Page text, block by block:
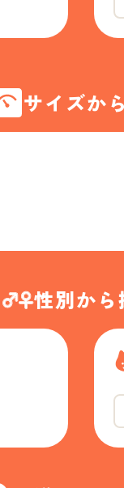
サイズか
性別から